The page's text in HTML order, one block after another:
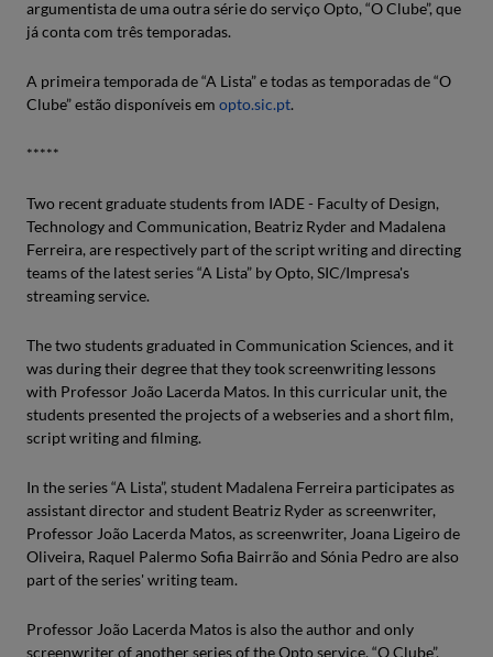
argumentista de uma outra série do serviço Opto, “O Clube”, que
já conta com três temporadas.
A primeira temporada de “A Lista” e todas as temporadas de “O
Clube” estão disponíveis em opto.sic.pt.
*****
Two recent graduate students from IADE - Faculty of Design,
Technology and Communication, Beatriz Ryder and Madalena
Ferreira, are respectively part of the script writing and directing
teams of the latest series “A Lista” by Opto, SIC/Impresa's
streaming service.
The two students graduated in Communication Sciences, and it
was during their degree that they took screenwriting lessons
with Professor João Lacerda Matos. In this curricular unit, the
students presented the projects of a webseries and a short film,
script writing and filming.
In the series “A Lista”, student Madalena Ferreira participates as
assistant director and student Beatriz Ryder as screenwriter,
Professor João Lacerda Matos, as screenwriter, Joana Ligeiro de
Oliveira, Raquel Palermo Sofia Bairrão and Sónia Pedro are also
part of the series' writing team.
Professor João Lacerda Matos is also the author and only
screenwriter of another series of the Opto service, “O Clube”,